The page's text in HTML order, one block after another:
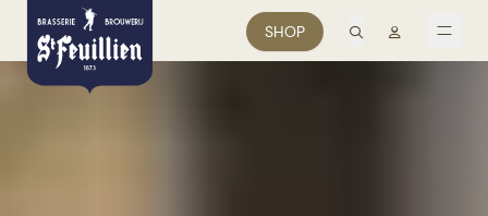
SHOP recherche
Mon